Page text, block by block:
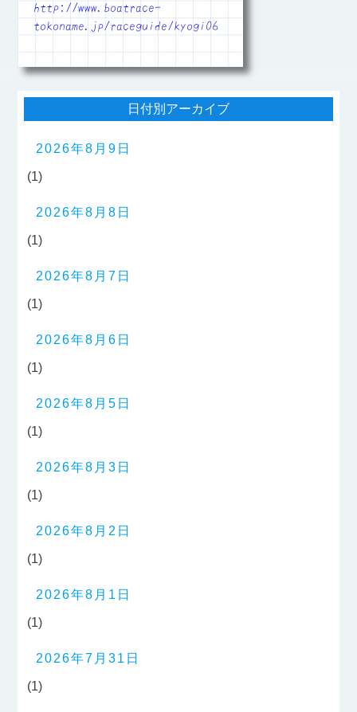
http://www.boatrace-
tokoname.jp/raceguide/kyogi06
日付別アーカイブ
2026年8月9日
(1)
2026年8月8日
(1)
2026年8月7日
(1)
2026年8月6日
(1)
2026年8月5日
(1)
2026年8月3日
(1)
2026年8月2日
(1)
2026年8月1日
(1)
2026年7月31日
(1)